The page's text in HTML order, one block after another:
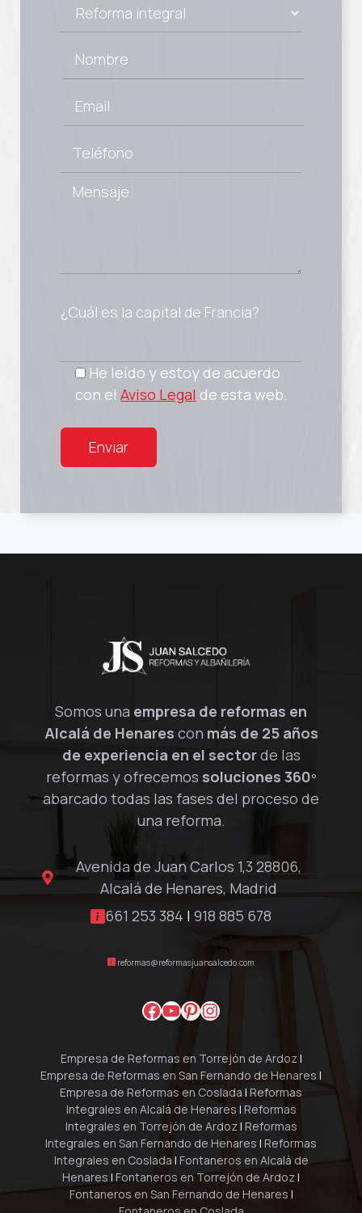
¿Cuál es la capital de Francia?
He leído y estoy de acuerdo
con el Aviso Legal de esta web.
Somos una empresa de reformas en
Alcalá de Henares con más de 25 años
de experiencia en el sectorde las
reformas y ofrecemos soluciones 360º
abarcado todas las fases del proceso de
una reforma.
Avenida de Juan Carlos 1,3 28806,
Alcalá de Henares, Madrid
661 253 384 | 918 885 678
reformas@reformasjuansalcedo.com
Facebook
YouTube
Pinterest
Instagram
Empresa de Reformas en Torrejón de Ardoz|
Empresa de Reformas en San Fernando de Henares |
Empresa de Reformas en Coslada | Reformas
Integrales en Alcalá de Henares | Reformas
Integrales en Torrejón de Ardoz| Reformas
Integrales en San Fernando de Henares | Reformas
Integrales en Coslada | Fontaneros en Alcalá de
Henares | Fontaneros en Torrejón de Ardoz|
Fontaneros en San Fernando de Henares |